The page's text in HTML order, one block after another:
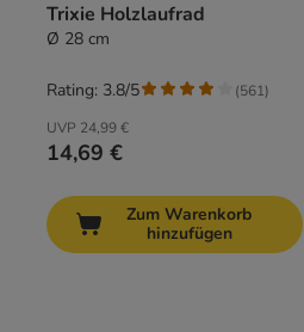
Trixie Holzlaufrad
Ø 28 cm
UVP 24,99 €
14,69 €
Rating: 3.8/5 (561)
Zum Warenkorb
hinzufügen